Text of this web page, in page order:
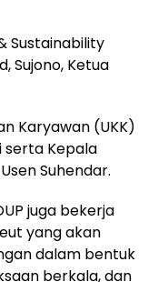
Sustainability
Sujono, Ketua
Karyawan (UKK)
serta Kepala
Suhendar.
juga bekerja
yang akan
dalam bentuk
berkala, dan